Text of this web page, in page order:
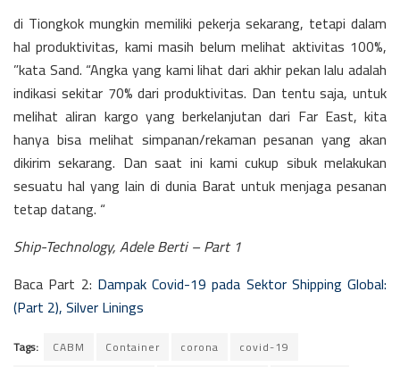
di Tiongkok mungkin memiliki pekerja sekarang, tetapi dalam
hal produktivitas, kami masih belum melihat aktivitas 100%,
”kata Sand. “Angka yang kami lihat dari akhir pekan lalu adalah
indikasi sekitar 70% dari produktivitas. Dan tentu saja, untuk
melihat aliran kargo yang berkelanjutan dari Far East, kita
hanya bisa melihat simpanan/rekaman pesanan yang akan
dikirim sekarang. Dan saat ini kami cukup sibuk melakukan
sesuatu hal yang lain di dunia Barat untuk menjaga pesanan
tetap datang. “
Ship-Technology, Adele Berti – Part 1
Baca Part 2: Dampak Covid-19 pada Sektor Shipping Global:
(Part 2), Silver Linings
Tags: CABM Container corona
covid-19